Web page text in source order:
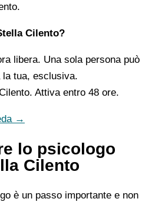
Cilento?
libera. Una sola persona può
tua, esclusiva.
Attiva entro 48 ore.
→
lo psicologo
Cilento
è un passo importante e non